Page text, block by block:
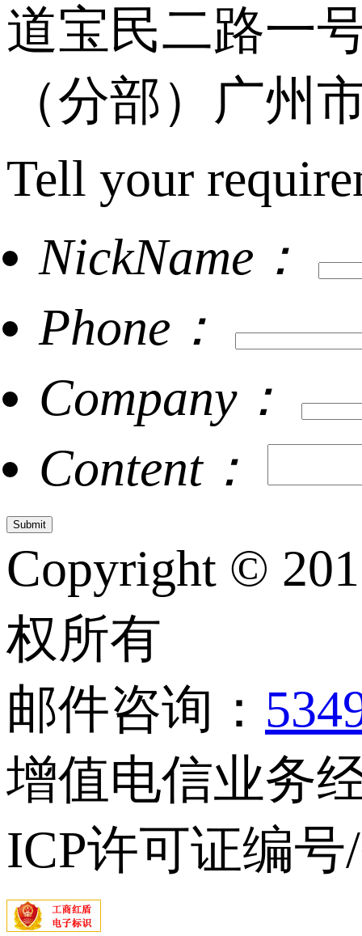
道宝民二路一
（分部）广州
Tell your
NickName：
Phone：
Company：
Content：
Copyright ©
权所有
邮件咨询：
增值电信业务
ICP许可证编号